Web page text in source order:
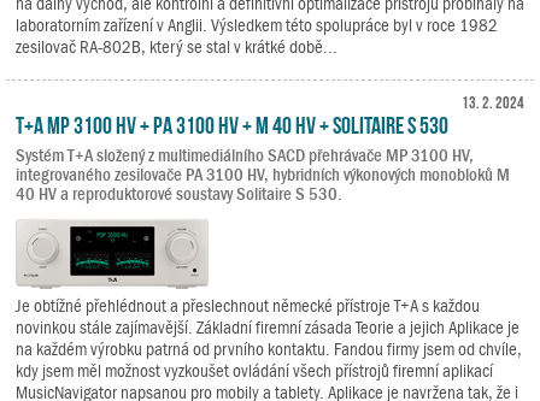
laboratorním zařízení v Anglii. Výsledkem této spolupráce byl v roce 1982
zesilovač RA-802B, který se stal v krátké době...
13. 2. 2024
T+A MP 3100 HV + PA 3100 HV + M 40 HV + Solitaire S 530
Systém T+A složený z multimediálního SACD přehrávače MP 3100 HV,
integrovaného zesilovače PA 3100 HV, hybridních výkonových monobloků M
40 HV a reproduktorové soustavy Solitaire S 530.
Je obtížné přehlédnout a přeslechnout německé přístroje T+A s každou
novinkou stále zajímavější. Základní firemní zásada Teorie a jejich Aplikace je
na každém výrobku patrná od prvního kontaktu. Fandou firmy jsem od chvíle,
kdy jsem měl možnost vyzkoušet ovládání všech přístrojů firemní aplikací
MusicNavigator napsanou pro mobily a tablety. Aplikace je navržena tak, že i